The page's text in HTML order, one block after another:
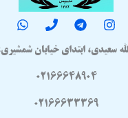
سعیدی، ابتدای خیابان
02166648904
02166633369